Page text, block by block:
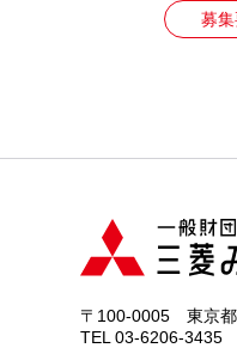
募
〒100-0005 東京都
TEL 03-6206-3435